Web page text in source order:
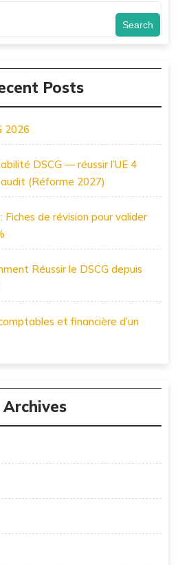
Search
Posts
2026
DSCG — réussir l’UE 4
(Réforme 2027)
Fiches de révision pour valider
Réussir le DSCG depuis
et financière d’un
Archives